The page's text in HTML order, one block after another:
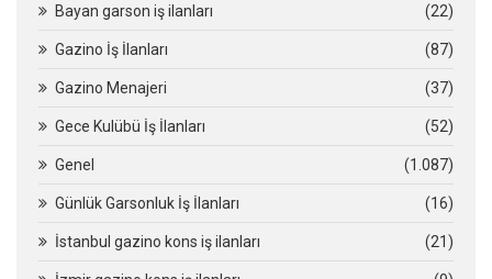
Bayan garson iş ilanları (22)
Gazino İş İlanları (87)
Gazino Menajeri (37)
Gece Kulübü İş İlanları (52)
Genel (1.087)
Günlük Garsonluk İş İlanları (16)
İstanbul gazino kons iş ilanları (21)